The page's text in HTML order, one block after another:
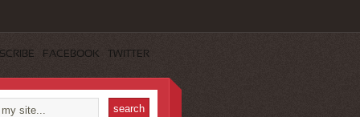
FACEBOOK TWITTER